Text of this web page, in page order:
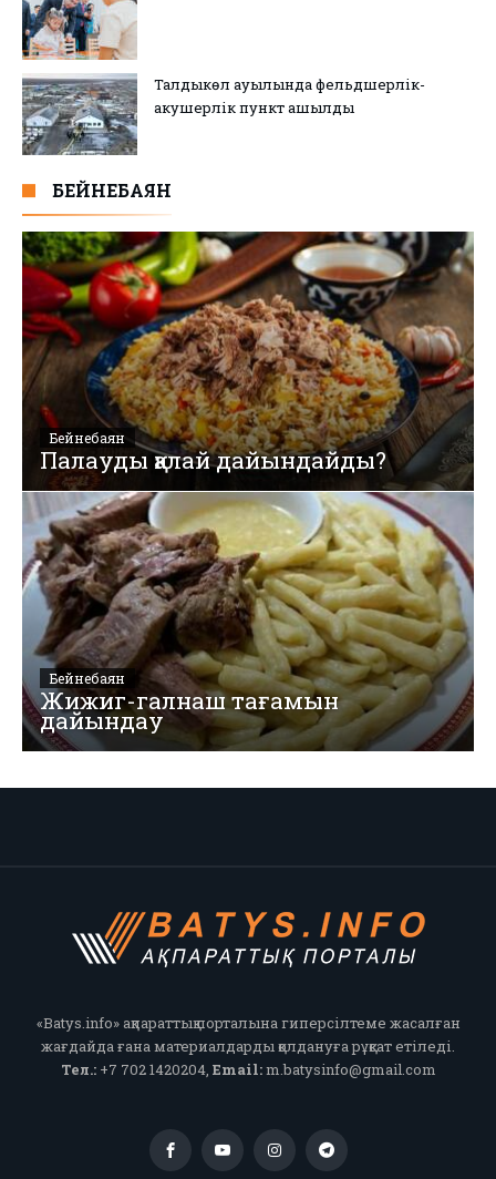
Талдыкөл ауылында фельдшерлік-
акушерлік пункт ашылды
БЕЙНЕБАЯН
Бейнебаян
Палауды қалай дайындайды?
Бейнебаян
Жижиг-галнаш тағамын
дайындау
«Batys.info» ақпараттық порталына гиперсілтеме жасалған
жағдайда ғана материалдарды қолдануға рұқсат етіледі.
Тел.:+7 702 1420204, Email:m.batysinfo@gmail.com